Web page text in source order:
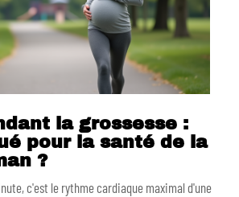
la grossesse :
pour la santé de la
?
c'est le rythme cardiaque maximal d'une